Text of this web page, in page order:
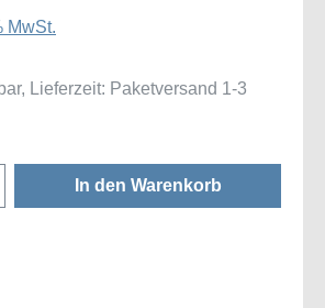
MwSt.
Lieferzeit: Paketversand 1-3
Gib den gewünschten
In den Warenkorb